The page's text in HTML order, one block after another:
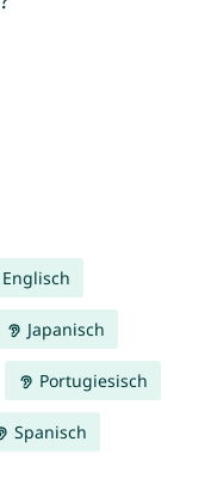
Englisch
Japanisch
Portugiesisch
Spanisch